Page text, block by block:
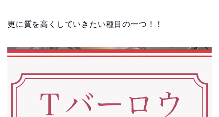
更に質を高くしていきたい種目の一つ！！